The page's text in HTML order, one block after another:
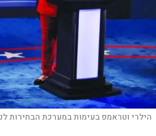
הילרי וטראמפ בעימות במערכת הבחירות